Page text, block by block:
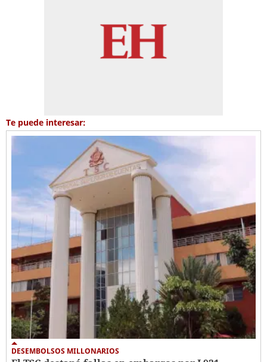
Te puede interesar:
DESEMBOLSOS MILLONARIOS